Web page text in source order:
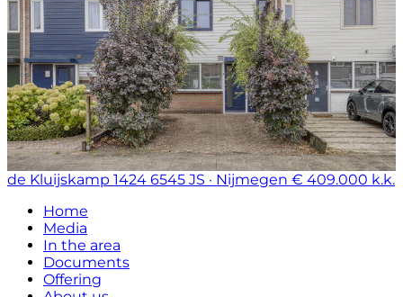
de Kluijskamp 1424 6545 JS · Nijmegen € 409.000 k.k.
Home
Media
In the area
Documents
Offering